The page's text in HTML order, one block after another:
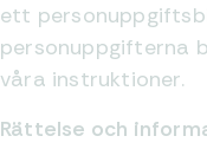
ett
personuppgifterna
våra instruktioner.
Rättelse och